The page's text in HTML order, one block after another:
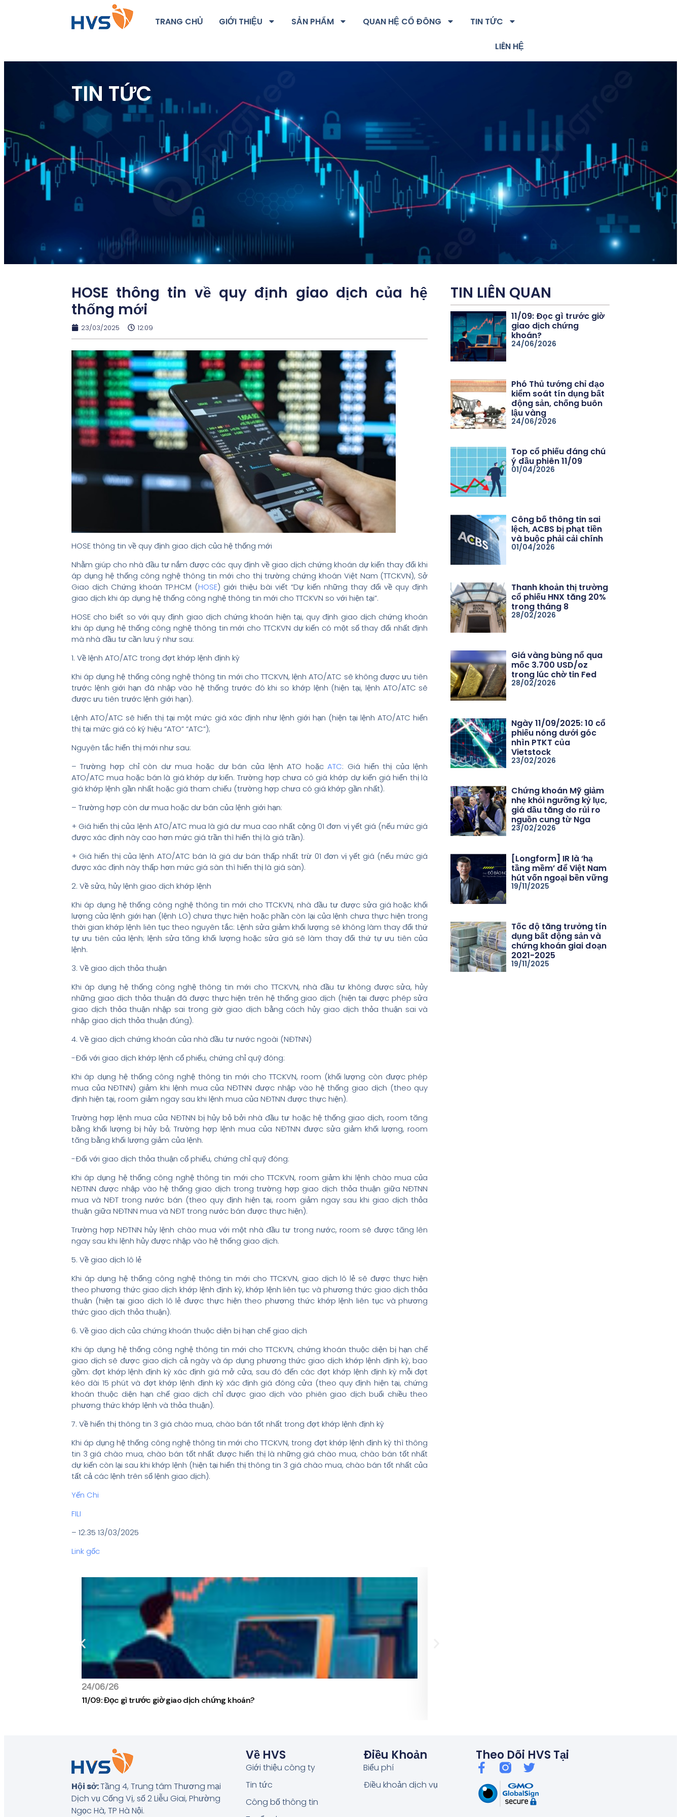
TRANG CHỦ GIỚI THIỆU SẢN PHẨM QUAN HỆ CỔ ĐÔNG TIN TỨC
LIÊN HỆ
TIN TỨC
HOSE thông tin về quy định giao dịch của hệ
thống mới
23/03/2025 12:09
HOSE thông tin về quy định giao dịch của hệ thống mới
Nhằm giúp cho nhà đầu tư nắm được các quy định về giao dịch chứng khoán dự kiến thay đổi khi
áp dụng hệ thống công nghệ thông tin mới cho thị trường chứng khoán Việt Nam (TTCKVN), Sở
Giao dịch Chứng khoán TP.HCM (HOSE) giới thiệu bài viết “Dự kiến những thay đổi về quy định
giao dịch khi áp dụng hệ thống công nghệ thông tin mới cho TTCKVN so với hiện tại”.
HOSE cho biết so với quy định giao dịch chứng khoán hiện tại, quy định giao dịch chứng khoán
khi áp dụng hệ thống công nghệ thông tin mới cho TTCKVN dự kiến có một số thay đổi nhất định
mà nhà đầu tư cần lưu ý như sau:
1. Về lệnh ATO/ATC trong đợt khớp lệnh định kỳ
Khi áp dụng hệ thống công nghệ thông tin mới cho TTCKVN, lệnh ATO/ATC sẽ không được ưu tiên
trước lệnh giới hạn đã nhập vào hệ thống trước đó khi so khớp lệnh (hiện tại, lệnh ATO/ATC sẽ
được ưu tiên trước lệnh giới hạn).
Lệnh ATO/ATC sẽ hiển thị tại một mức giá xác định như lệnh giới hạn (hiện tại lệnh ATO/ATC hiển
thị tại mức giá có ký hiệu “ATO” “ATC”);
Nguyên tắc hiển thị mới như sau:
– Trường hợp chỉ còn dư mua hoặc dư bán của lệnh ATO hoặcATC: Giá hiển thị của lệnh
ATO/ATC mua hoặc bán là giá khớp dự kiến. Trường hợp chưa có giá khớp dự kiến giá hiển thị là
giá khớp lệnh gần nhất hoặc giá tham chiếu (trường hợp chưa có giá khớp gần nhất).
– Trường hợp còn dư mua hoặc dư bán của lệnh giới hạn:
+ Giá hiển thị của lệnh ATO/ATC mua là giá dư mua cao nhất cộng 01 đơn vị yết giá (nếu mức giá
được xác định này cao hơn mức giá trần thì hiển thị là giá trần).
+ Giá hiển thị của lệnh ATO/ATC bán là giá dư bán thấp nhất trừ 01 đơn vị yết giá (nếu mức giá
được xác định này thấp hơn mức giá sàn thì hiển thị là giá sàn).
2. Về sửa, hủy lệnh giao dịch khớp lệnh
Khi áp dụng hệ thống công nghệ thông tin mới cho TTCKVN, nhà đầu tư được sửa giá hoặc khối
lượng của lệnh giới hạn (lệnh LO) chưa thực hiện hoặc phần còn lại của lệnh chưa thực hiện trong
thời gian khớp lệnh liên tục theo nguyên tắc: Lệnh sửa giảm khối lượng sẽ không làm thay đổi thứ
tự ưu tiên của lệnh; lệnh sửa tăng khối lượng hoặc sửa giá sẽ làm thay đổi thứ tự ưu tiên của
lệnh.
3. Về giao dịch thỏa thuận
Khi áp dụng hệ thống công nghệ thông tin mới cho TTCKVN, nhà đầu tư không được sửa, hủy
những giao dịch thỏa thuận đã được thực hiện trên hệ thống giao dịch (hiện tại được phép sửa
giao dịch thỏa thuận nhập sai trong giờ giao dịch bằng cách hủy giao dịch thỏa thuận sai và
nhập giao dịch thỏa thuận đúng).
4. Về giao dịch chứng khoán của nhà đầu tư nước ngoài (NĐTNN)
-Đối với giao dịch khớp lệnh cổ phiếu, chứng chỉ quỹ đóng:
Khi áp dụng hệ thống công nghệ thông tin mới cho TTCKVN, room (khối lượng còn được phép
mua của NĐTNN) giảm khi lệnh mua của NĐTNN được nhập vào hệ thống giao dịch (theo quy
định hiện tại, room giảm ngay sau khi lệnh mua của NĐTNN được thực hiện).
Trường hợp lệnh mua của NĐTNN bị hủy bỏ bởi nhà đầu tư hoặc hệ thống giao dịch, room tăng
bằng khối lượng bị hủy bỏ; Trường hợp lệnh mua của NĐTNN được sửa giảm khối lượng, room
tăng bằng khối lượng giảm của lệnh.
-Đối với giao dịch thỏa thuận cổ phiếu, chứng chỉ quỹ đóng:
Khi áp dụng hệ thống công nghệ thông tin mới cho TTCKVN, room giảm khi lệnh chào mua của
NĐTNN được nhập vào hệ thống giao dịch trong trường hợp giao dịch thỏa thuận giữa NĐTNN
mua và NĐT trong nước bán (theo quy định hiện tại, room giảm ngay sau khi giao dịch thỏa
thuận giữa NĐTNN mua và NĐT trong nước bán được thực hiện).
Trường hợp NĐTNN hủy lệnh chào mua với một nhà đầu tư trong nước, room sẽ được tăng lên
ngay sau khi lệnh hủy được nhập vào hệ thống giao dịch.
5. Về giao dịch lô lẻ
Khi áp dụng hệ thống công nghệ thông tin mới cho TTCKVN, giao dịch lô lẻ sẽ được thực hiện
theo phương thức giao dịch khớp lệnh định kỳ, khớp lệnh liên tục và phương thức giao dịch thỏa
thuận (hiện tại giao dịch lô lẻ được thực hiện theo phương thức khớp lệnh liên tục và phương
thức giao dịch thỏa thuận).
6. Về giao dịch của chứng khoán thuộc diện bị hạn chế giao dịch
Khi áp dụng hệ thống công nghệ thông tin mới cho TTCKVN, chứng khoán thuộc diện bị hạn chế
giao dịch sẽ được giao dịch cả ngày và áp dụng phương thức giao dịch khớp lệnh định kỳ, bao
gồm: đợt khớp lệnh định kỳ xác định giá mở cửa, sau đó đến các đợt khớp lệnh định kỳ mỗi đợt
kéo dài 15 phút và đợt khớp lệnh định kỳ xác định giá đóng cửa (theo quy định hiện tại, chứng
khoán thuộc diện hạn chế giao dịch chỉ được giao dịch vào phiên giao dịch buổi chiều theo
phương thức khớp lệnh và thỏa thuận).
7. Về hiển thị thông tin 3 giá chào mua, chào bán tốt nhất trong đợt khớp lệnh định kỳ
Khi áp dụng hệ thống công nghệ thông tin mới cho TTCKVN, trong đợt khớp lệnh định kỳ thì thông
tin 3 giá chào mua, chào bán tốt nhất được hiển thị là những giá chào mua, chào bán tốt nhất
dự kiến còn lại sau khi khớp lệnh (hiện tại hiển thị thông tin 3 giá chào mua, chào bán tốt nhất của
tất cả các lệnh trên sổ lệnh giao dịch).
Yến Chi
FILI
– 12:35 13/03/2025
Link gốc
24/06/26
11/09: Đọc gì trước giờ giao dịch chứng khoán?
TIN LIÊN QUAN
11/09: Đọc gì trước giờ
giao dịch chứng
khoán?
24/06/2026
Phó Thủ tướng chỉ đạo
kiểm soát tín dụng bất
động sản, chống buôn
lậu vàng
24/06/2026
Top cổ phiếu đáng chú
ý đầu phiên 11/09
01/04/2026
Công bố thông tin sai
lệch, ACBS bị phạt tiền
và buộc phải cải chính
01/04/2026
Thanh khoản thị trường
cổ phiếu HNX tăng 20%
trong tháng 8
28/02/2026
Giá vàng bùng nổ qua
mốc 3.700 USD/oz
trong lúc chờ tin Fed
28/02/2026
Ngày 11/09/2025: 10 cổ
phiếu nóng dưới góc
nhìn PTKT của
Vietstock
23/02/2026
Chứng khoán Mỹ giảm
nhẹ khỏi ngưỡng kỷ lục,
giá dầu tăng do rủi ro
nguồn cung từ Nga
23/02/2026
[Longform] IR là ‘hạ
tầng mềm’ để Việt Nam
hút vốn ngoại bền vững
19/11/2025
Tốc độ tăng trưởng tín
dụng bất động sản và
chứng khoán giai đoạn
2021-2025
19/11/2025
Hội sở:Tầng 4, Trung tâm Thương mại
Dịch vụ Cống Vị, số 2 Liễu Giai, Phường
Ngọc Hà, TP Hà Nội.
Về HVS
Giới thiệu công ty
Tin tức
Công bố thông tin
Điều Khoản
Biểu phí
Điều khoản dịch vụ
Theo Dõi HVS Tại